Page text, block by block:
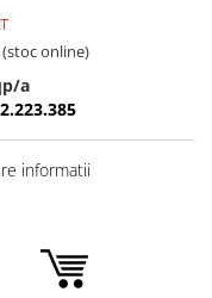
(stoc online)
a
informatii